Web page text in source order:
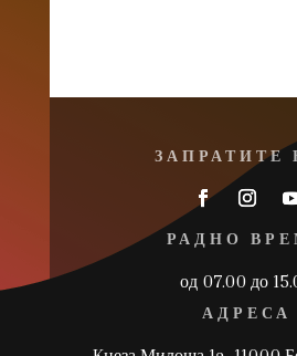
ЗАПРАТИТЕ
РАДНО
од 07.00 до
АДРЕСА